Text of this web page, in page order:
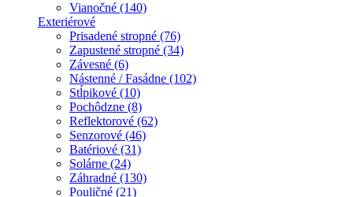
Vianočné (140)
Exteriérové
Prisadené stropné (76)
Zapustené stropné (34)
Závesné (6)
Nástenné / Fasádne (102)
Stĺpikové (10)
Pochôdzne (8)
Reflektorové (62)
Senzorové (46)
Batériové (31)
Solárne (24)
Záhradné (130)
Pouličné (21)